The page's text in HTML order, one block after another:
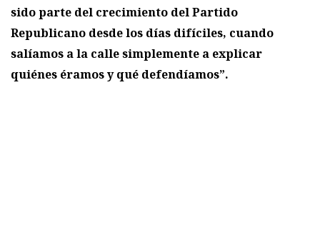
sido parte del crecimiento del Partido
Republicano desde los días difíciles, cuando
salíamos a la calle simplemente a explicar
quiénes éramos y qué defendíamos”.